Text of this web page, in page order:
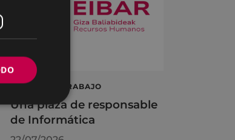
OFERTA DE TRABAJO
Una plaza de responsable
de Informática